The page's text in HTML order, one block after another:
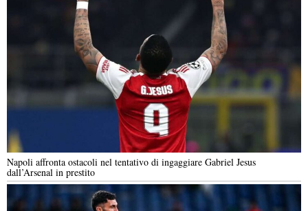
Napoli affronta ostacoli nel tentativo di ingaggiare Gabriel Jesus
dall’Arsenal in prestito